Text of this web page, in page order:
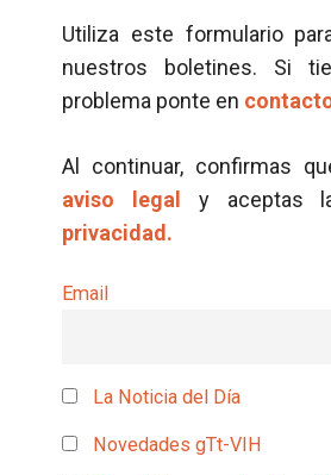
Utiliza este formulario
nuestros boletines. Si
problema ponte en
Al continuar, confirmas
aviso legal
y aceptas
privacidad.
Email
La Noticia del Día
Novedades gTt-VIH